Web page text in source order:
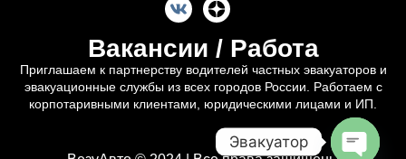
Вакансии / Работа
Приглашаем к партнерству водителей частных эвакуаторов и
эвакуационные службы из всех городов России. Работаем с
корпотаривными клиентами, юридическими лицами и ИП.
Эвакуатор